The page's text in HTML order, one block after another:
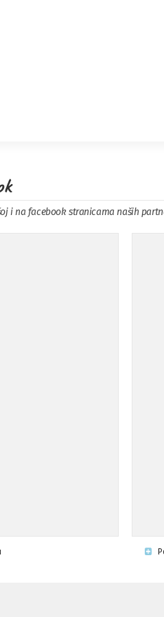
i na facebook stranicama naših